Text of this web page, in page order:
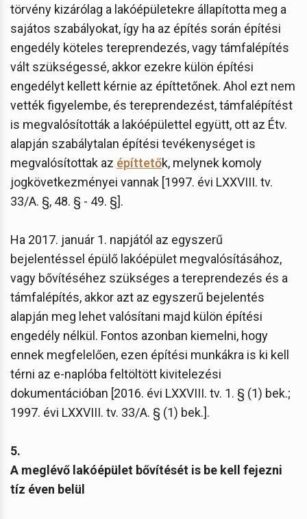
törvény kizárólag a lakóépületekre állapította meg a
sajátos szabályokat, így ha az építés során építési
engedély köteles tereprendezés, vagy támfalépítés
vált szükségessé, akkor ezekre külön építési
engedélyt kellett kérnie az építtetőnek. Ahol ezt nem
vették figyelembe, és tereprendezést, támfalépítést
is megvalósították a lakóépülettel együtt, ott az Étv.
alapján szabálytalan építési tevékenységet is
megvalósítottak az építtetők, melynek komoly
jogkövetkezményei vannak [1997. évi LXXVIII. tv.
33/A. §, 48. § - 49. §].
Ha 2017. január 1. napjától az egyszerű
bejelentéssel épülő lakóépület megvalósításához,
vagy bővítéséhez szükséges a tereprendezés és a
támfalépítés, akkor azt az egyszerű bejelentés
alapján meg lehet valósítani majd külön építési
engedély nélkül. Fontos azonban kiemelni, hogy
ennek megfelelően, ezen építési munkákra is ki kell
térni az e-naplóba feltöltött kivitelezési
dokumentációban [2016. évi LXXVIII. tv. 1. § (1) bek.;
1997. évi LXXVIII. tv. 33/A. § (1) bek.].
5.
A meglévő lakóépület bővítését is be kell fejezni
tíz éven belül